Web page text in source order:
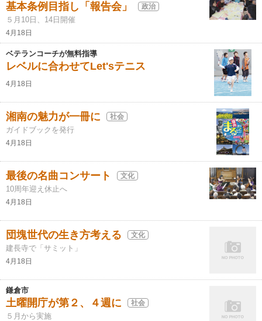
基本条例目指し「報告会」 政治
５月10日、14日開催
4月18日
ベテランコーチが無料指導
レベルに合わせてLet'sテニス
4月18日
湘南の魅力が一冊に 社会
ガイドブックを発行
4月18日
最後の名曲コンサート 文化
10周年迎え休止へ
4月18日
団塊世代の生き方考える 文化
建長寺で「サミット」
4月18日
鎌倉市
土曜開庁が第２、４週に 社会
５月から実施